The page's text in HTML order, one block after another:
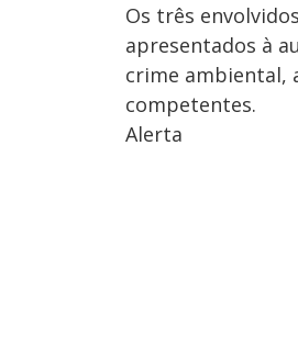
Os três
apresentados à
crime ambiental,
competentes.
Alerta